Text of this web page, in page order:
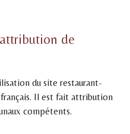
de
du site restaurant-
Il est fait attribution
compétents.